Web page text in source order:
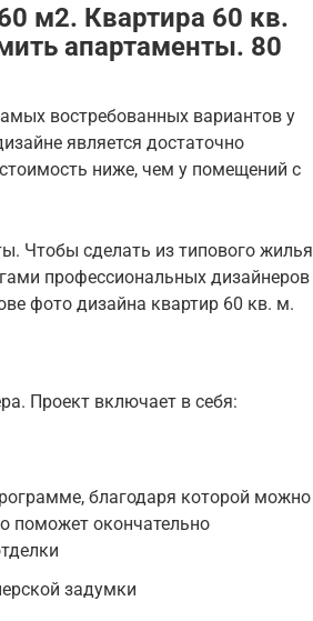
м2. Квартира 60 кв.
апартаменты. 80
востребованных вариантов у
является достаточно
ниже, чем у помещений с
Чтобы сделать из типового жилья
профессиональных дизайнеров
фото дизайна квартир 60 кв. м.
Проект включает в себя:
благодаря которой можно
поможет окончательно
задумки